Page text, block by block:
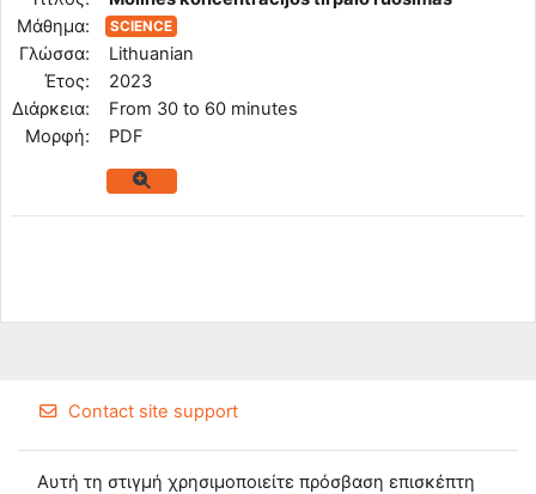
Μάθημα:
SCIENCE
Γλώσσα:
Lithuanian
Έτος:
2023
Διάρκεια:
From 30 to 60 minutes
Mορφή:
PDF
Contact site support
Αυτή τη στιγμή χρησιμοποιείτε πρόσβαση επισκέπτη